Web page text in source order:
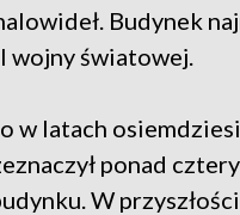
Budynek
wojny światowej.
latach
ponad
W